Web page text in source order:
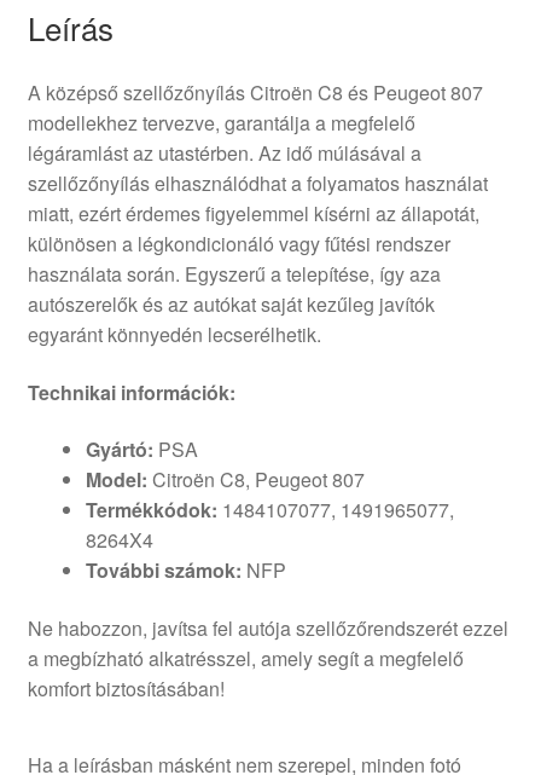
Leírás
A középső szellőzőnyílás Citroën C8 és Peugeot 807
modellekhez tervezve, garantálja a megfelelő
légáramlást az utastérben. Az idő múlásával a
szellőzőnyílás elhasználódhat a folyamatos használat
miatt, ezért érdemes figyelemmel kísérni az állapotát,
különösen a légkondicionáló vagy fűtési rendszer
használata során. Egyszerű a telepítése, így aza
autószerelők és az autókat saját kezűleg javítók
egyaránt könnyedén lecserélhetik.
Technikai információk:
Gyártó: PSA
Model: Citroën C8, Peugeot 807
Termékkódok: 1484107077, 1491965077,
8264X4
További számok: NFP
Ne habozzon, javítsa fel autója szellőzőrendszerét ezzel
a megbízható alkatrésszel, amely segít a megfelelő
komfort biztosításában!
Ha a leírásban másként nem szerepel, minden fotó